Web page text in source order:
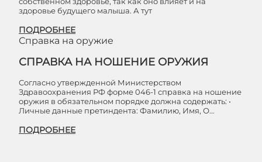
здоровье будущего малыша. А тут
ПОДРОБНЕЕ
Справка на оружие
СПРАВКА НА НОШЕНИЕ ОРУЖИЯ
Согласно утвержденной Министерством
Здравоохранения РФ форме 046-1 справка на ношение
оружия в обязательном порядке должна содержать: •
Личные данные претиндента: Фамилию, Имя, О…
ПОДРОБНЕЕ